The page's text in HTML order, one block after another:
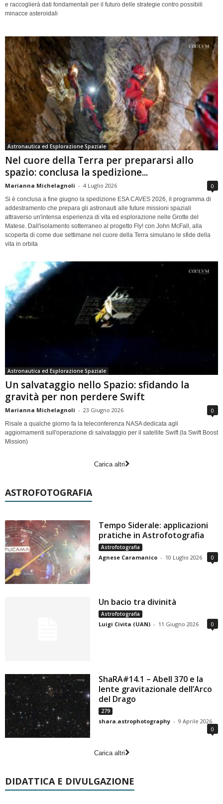
e raccoglierà dati fondamentali per il futuro delle strategie contro possibili
minacce asteroidali
Astronautica ed Esplorazione Spaziale
Nel cuore della Terra per prepararsi allo
spazio: conclusa la spedizione...
Marianna Michelagnoli - 4 Luglio 2026 0
Si è conclusa a fine giugno la spedizione ESA CAVES 2026, il programma di
addestramento che prepara gli astronauti alle future missioni spaziali
attraverso un'intensa esperienza di vita ed esplorazione nelle Grotte del
Matese. Dall'isolamento sotterraneo al progetto Fly! con John McFall, alla
scoperta di come due settimane nel cuore della Terra simulano le sfide della
vita in orbita
Astronautica ed Esplorazione Spaziale
Un salvataggio nello Spazio: sfidando la
gravità per non perdere Swift
Marianna Michelagnoli - 23 Giugno 2026 0
Risale a qualche giorno fa la teleconferenza NASA dedicata agli
aggiornamenti sull'operazione di salvataggio per il satellite Swift (la Swift Boost
Mission)
Carica altri
ASTROFOTOGRAFIA
Tempo Siderale: applicazioni
pratiche in Astrofotografia
Astrofotografia
Agnese Caramanico - 10 Luglio 2026 0
Un bacio tra divinità
Astrofotografia
Luigi Civita (UAN) - 11 Giugno 2026 0
ShaRA#14.1 – Abell 370 e la
lente gravitazionale dell’Arco
del Drago
279
shara.astrophotography - 9 Aprile 2026
0
Carica altri
DIDATTICA E DIVULGAZIONE